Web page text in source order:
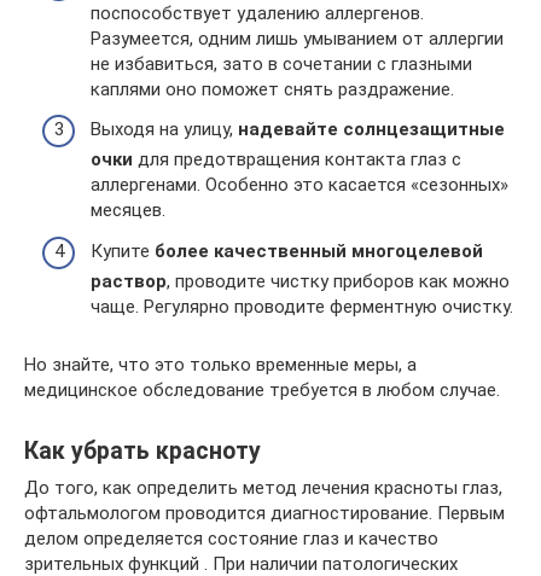
поспособствует удалению аллергенов.
Разумеется, одним лишь умыванием от аллергии
не избавиться, зато в сочетании с глазными
каплями оно поможет снять раздражение.
Выходя на улицу, надевайте солнцезащитные
очки для предотвращения контакта глаз с
аллергенами. Особенно это касается «сезонных»
месяцев.
Купите более качественный многоцелевой
раствор, проводите чистку приборов как можно
чаще. Регулярно проводите ферментную очистку.
Но знайте, что это только временные меры, а
медицинское обследование требуется в любом случае.
Как убрать красноту
До того, как определить метод лечения красноты глаз,
офтальмологом проводится диагностирование. Первым
делом определяется состояние глаз и качество
зрительных функций . При наличии патологических